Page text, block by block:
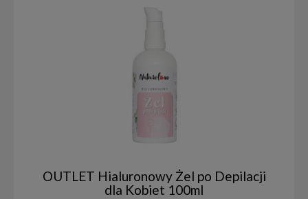
OUTLET Hialuronowy Żel po Depilacji
dla Kobiet 100ml